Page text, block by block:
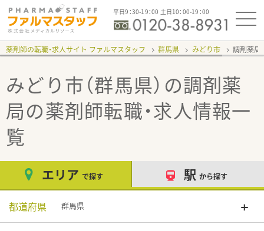
平日9：30-19：00 土日10：00-19：00
薬剤師の転職・求人サイト ファルマスタッフ 群馬県 みどり市 調剤薬局
みどり市（群馬県）の調剤薬
局の薬剤師転職・求人情報一
覧
エリア で探す 駅 から探す
都道府県 群馬県